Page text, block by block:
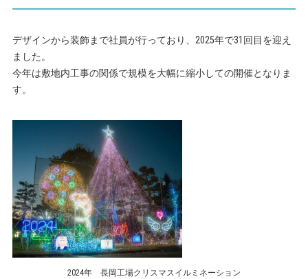
デザインから装飾まで社員が行っており、2025年で31回目を迎え
ました。
今年は敷地内工事の関係で規模を大幅に縮小しての開催となりま
す。
2024年 長岡工場クリスマスイルミネーション